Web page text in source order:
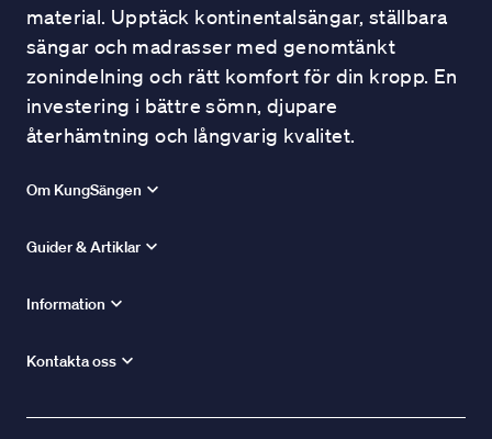
material. Upptäck kontinentalsängar, ställbara
sängar och madrasser med genomtänkt
zonindelning och rätt komfort för din kropp. En
investering i bättre sömn, djupare
återhämtning och långvarig kvalitet.
Om KungSängen
Guider & Artiklar
Information
Kontakta oss